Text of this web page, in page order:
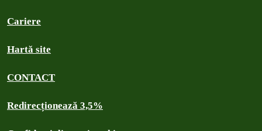
Cariere
Hartă site
CONTACT
Redirecționează 3,5%